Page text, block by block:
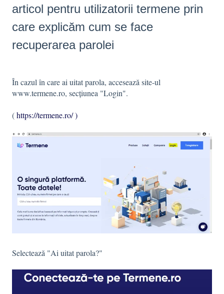
articol pentru utilizatorii termene prin
care explicăm cum se face
recuperarea parolei
În cazul în care ai uitat parola, accesează site-ul
www.termene.ro, secțiunea "Login".
(https://termene.ro/ )
Selectează "Ai uitat parola?"